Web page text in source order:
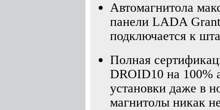
Автомагнитола
панели LADA
подключается к
Полная
DROID10 на 100%
установки даже в
магнитолы никак